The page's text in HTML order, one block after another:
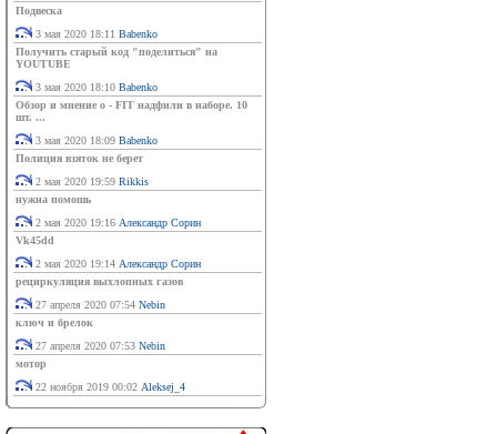
Подвеска
3 мая 2020 18:11 Babenko
Получить старый код "поделиться" на
YOUTUBE
3 мая 2020 18:10 Babenko
Обзор и мнение о - FIT надфили в наборе. 10
шт. ...
3 мая 2020 18:09 Babenko
Полиция взяток не берет
2 мая 2020 19:59 Rikkis
нужна помошь
2 мая 2020 19:16 Александр Сорин
Vk45dd
2 мая 2020 19:14 Александр Сорин
рециркуляция выхлопных газов
27 апреля 2020 07:54 Nebin
ключ и брелок
27 апреля 2020 07:53 Nebin
мотор
22 ноября 2019 00:02 Aleksej_4